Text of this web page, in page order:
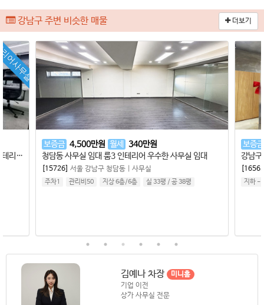
더보기
강남구 주변 비슷한 매물
사무실
실사진.압구정역 도보6분.초역세권.무권리.예쁜 인테리어 사무실
보증금 4,500만원 월세 340만원
청담동 사무실 임대 룸3 인테리어 우수한 사무실 임대
[15726] 서울 강남구 청담동 사무실
주차1 관리비50 지상 6층/6층 실 33평 / 공 38평
보증금
지하 -
김예나 차장 미니홈
기업 이전
상가 사무실 전문